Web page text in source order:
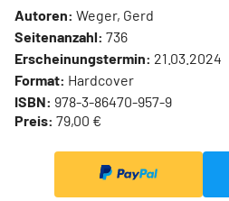
Autoren: Weger, Gerd
Seitenanzahl: 736
Erscheinungstermin: 21.03.2024
Format: Hardcover
ISBN: 978-3-86470-957-9
Preis: 79,00 €